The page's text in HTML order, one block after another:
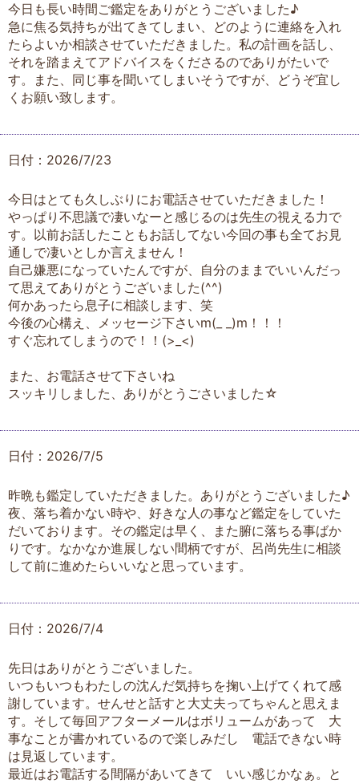
今日も長い時間ご鑑定をありがとうございました♪
急に焦る気持ちが出てきてしまい、どのように連絡を入れ
たらよいか相談させていただきました。私の計画を話し、
それを踏まえてアドバイスをくださるのでありがたいで
す。また、同じ事を聞いてしまいそうですが、どうぞ宜し
くお願い致します。
日付：2026/7/23
今日はとても久しぶりにお電話させていただきました！
やっぱり不思議で凄いなーと感じるのは先生の視える力で
す。以前お話したこともお話してない今回の事も全てお見
通しで凄いとしか言えません！
自己嫌悪になっていたんですが、自分のままでいいんだっ
て思えてありがとうございました(^^)
何かあったら息子に相談します、笑
今後の心構え、メッセージ下さいm(_ _)m！！！
すぐ忘れてしまうので！！(>_<)
また、お電話させて下さいね
スッキリしました、ありがとうごさいました☆
日付：2026/7/5
昨晩も鑑定していただきました。ありがとうございました♪
夜、落ち着かない時や、好きな人の事など鑑定をしていた
だいております。その鑑定は早く、また腑に落ちる事ばか
りです。なかなか進展しない間柄ですが、呂尚先生に相談
して前に進めたらいいなと思っています。
日付：2026/7/4
先日はありがとうございました。
いつもいつもわたしの沈んだ気持ちを掬い上げてくれて感
謝しています。せんせと話すと大丈夫ってちゃんと思えま
す。そして毎回アフターメールはボリュームがあって 大
事なことが書かれているので楽しみだし 電話できない時
は見返しています。
最近はお電話する間隔があいてきて いい感じかなぁ。と